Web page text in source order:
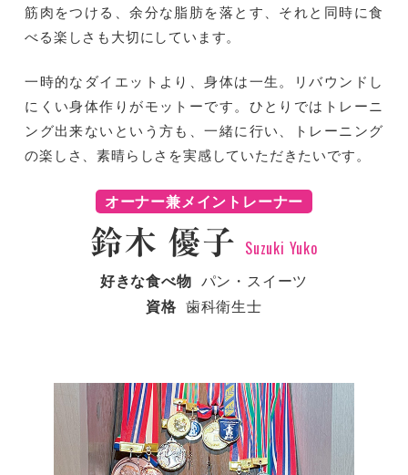
筋肉をつける、余分な脂肪を落とす、それと同時に食
べる楽しさも大切にしています。
一時的なダイエットより、身体は一生。リバウンドし
にくい身体作りがモットーです。ひとりではトレーニ
ング出来ないという方も、一緒に行い、トレーニング
の楽しさ、素晴らしさを実感していただきたいです。
オーナー兼メイントレーナー
鈴木 優子 Suzuki Yuko
好きな食べ物 パン・スイーツ
資格 歯科衛生士